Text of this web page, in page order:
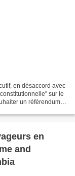
en désaccord avec
sur le
un référendum
en
and